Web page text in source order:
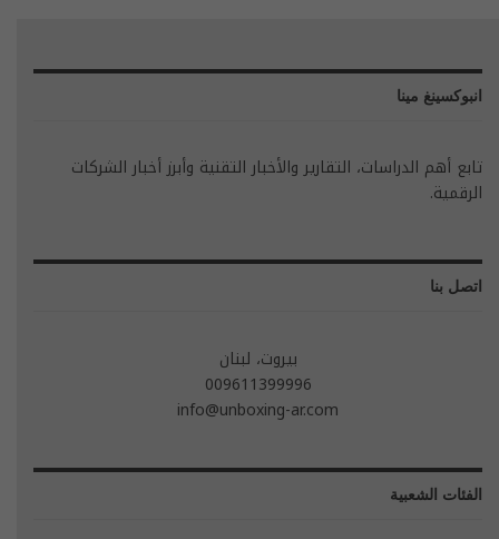
انبوكسينغ مينا
تابع أهم الدراسات، التقارير والأخبار التقنية وأبرز أخبار الشركات
الرقمية.
اتصل بنا
بيروت، لبنان
009611399996
info@unboxing-ar.com
الفئات الشعبية